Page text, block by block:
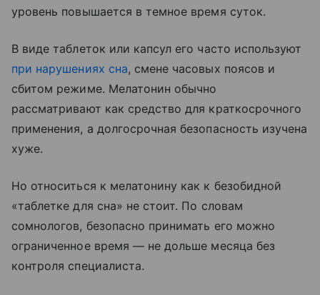
уровень повышается в темное время суток.
В виде таблеток или капсул его часто используют
при нарушениях сна, смене часовых поясов и
сбитом режиме. Мелатонин обычно
рассматривают как средство для краткосрочного
применения, а долгосрочная безопасность изучена
хуже.
Но относиться к мелатонину как к безобидной
«таблетке для сна» не стоит. По словам
сомнологов, безопасно принимать его можно
ограниченное время — не дольше месяца без
контроля специалиста.